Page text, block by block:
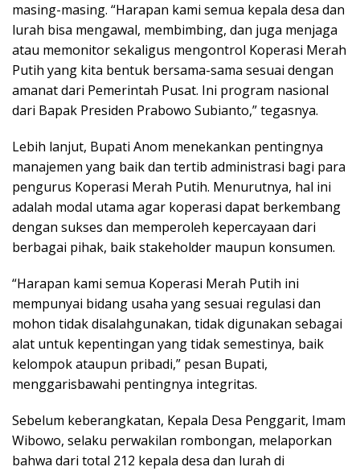
masing-masing. “Harapan kami semua kepala desa dan
lurah bisa mengawal, membimbing, dan juga menjaga
atau memonitor sekaligus mengontrol Koperasi Merah
Putih yang kita bentuk bersama-sama sesuai dengan
amanat dari Pemerintah Pusat. Ini program nasional
dari Bapak Presiden Prabowo Subianto,” tegasnya.
Lebih lanjut, Bupati Anom menekankan pentingnya
manajemen yang baik dan tertib administrasi bagi para
pengurus Koperasi Merah Putih. Menurutnya, hal ini
adalah modal utama agar koperasi dapat berkembang
dengan sukses dan memperoleh kepercayaan dari
berbagai pihak, baik stakeholder maupun konsumen.
“Harapan kami semua Koperasi Merah Putih ini
mempunyai bidang usaha yang sesuai regulasi dan
mohon tidak disalahgunakan, tidak digunakan sebagai
alat untuk kepentingan yang tidak semestinya, baik
kelompok ataupun pribadi,” pesan Bupati,
menggarisbawahi pentingnya integritas.
Sebelum keberangkatan, Kepala Desa Penggarit, Imam
Wibowo, selaku perwakilan rombongan, melaporkan
bahwa dari total 212 kepala desa dan lurah di